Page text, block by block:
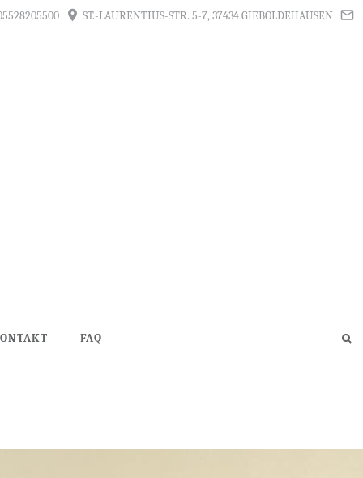
ST.-LAURENTIUS-STR. 5-7, 37434 GIEBOLDEHAUSEN
FAQ